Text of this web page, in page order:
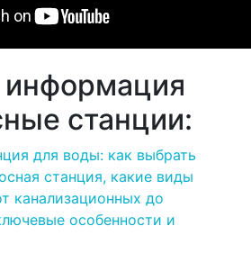
информация
станции:
для воды: как выбрать
станция, какие виды
канализационных до
особенности и